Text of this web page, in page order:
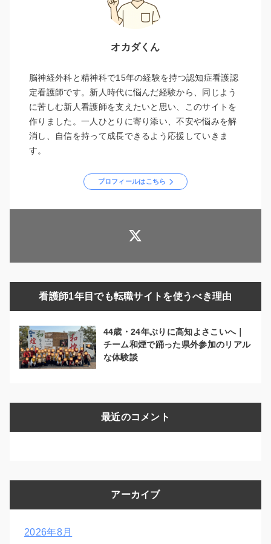
オカダくん
脳神経外科と精神科で15年の経験を持つ認知症看護認
定看護師です。新人時代に悩んだ経験から、同じよう
に苦しむ新人看護師を支えたいと思い、このサイトを
作りました。一人ひとりに寄り添い、不安や悩みを解
消し、自信を持って成長できるよう応援していきま
す。
プロフィールはこちら
看護師1年目でも転職サイトを使うべき理由
44歳・24年ぶりに高知よさこいへ｜
チーム和煙で踊った県外参加のリアル
な体験談
最近のコメント
アーカイブ
2026年8月